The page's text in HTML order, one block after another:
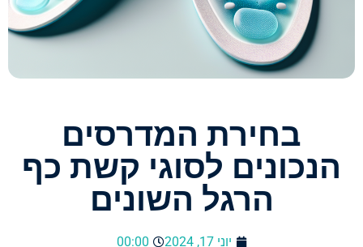
בחירת המדרסים
הנכונים לסוגי קשת כף
הרגל השונים
יוני 17, 2024 00:00